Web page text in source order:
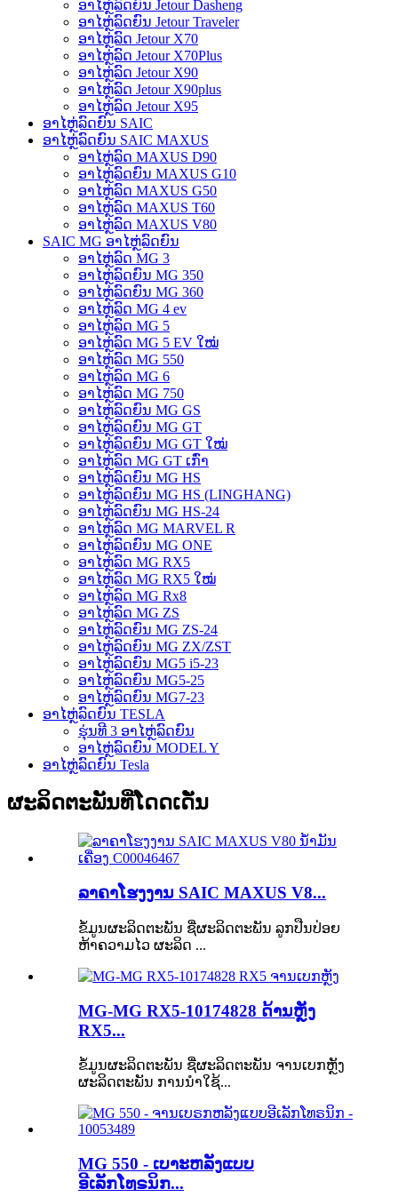
ອາໄຫຼ່ລົດຍົນ Jetour Dasheng
ອາໄຫຼ່ລົດຍົນ Jetour Traveler
ອາໄຫຼ່ລົດ Jetour X70
ອາໄຫຼ່ລົດ Jetour X70Plus
ອາໄຫຼ່ລົດ Jetour X90
ອາໄຫຼ່ລົດ Jetour X90plus
ອາໄຫຼ່ລົດ Jetour X95
ອາໄຫຼ່ລົດຍົນ SAIC
ອາໄຫຼ່ລົດຍົນ SAIC MAXUS
ອາໄຫຼ່ລົດ MAXUS D90
ອາໄຫຼ່ລົດຍົນ MAXUS G10
ອາໄຫຼ່ລົດ MAXUS G50
ອາໄຫຼ່ລົດ MAXUS T60
ອາໄຫຼ່ລົດ MAXUS V80
SAIC MG ອາໄຫຼ່ລົດຍົນ
ອາໄຫຼ່ລົດ MG 3
ອາໄຫຼ່ລົດຍົນ MG 350
ອາໄຫຼ່ລົດຍົນ MG 360
ອາໄຫຼ່ລົດ MG 4 ev
ອາໄຫຼ່ລົດ MG 5
ອາໄຫຼ່ລົດ MG 5 EV ໃໝ່
ອາໄຫຼ່ລົດ MG 550
ອາໄຫຼ່ລົດ MG 6
ອາໄຫຼ່ລົດ MG 750
ອາໄຫຼ່ລົດຍົນ MG GS
ອາໄຫຼ່ລົດຍົນ MG GT
ອາໄຫຼ່ລົດຍົນ MG GT ໃໝ່
ອາໄຫຼ່ລົດ MG GT ເກົ່າ
ອາໄຫຼ່ລົດຍົນ MG HS
ອາໄຫຼ່ລົດຍົນ MG HS (LINGHANG)
ອາໄຫຼ່ລົດຍົນ MG HS-24
ອາໄຫຼ່ລົດ MG MARVEL R
ອາໄຫຼ່ລົດຍົນ MG ONE
ອາໄຫຼ່ລົດ MG RX5
ອາໄຫຼ່ລົດ MG RX5 ໃໝ່
ອາໄຫຼ່ລົດ MG Rx8
ອາໄຫຼ່ລົດ MG ZS
ອາໄຫຼ່ລົດຍົນ MG ZS-24
ອາໄຫຼ່ລົດຍົນ MG ZX/ZST
ອາໄຫຼ່ລົດຍົນ MG5 i5-23
ອາໄຫຼ່ລົດຍົນ MG5-25
ອາໄຫຼ່ລົດຍົນ MG7-23
ອາໄຫຼ່ລົດຍົນ TESLA
ຮຸ່ນທີ 3 ອາໄຫຼ່ລົດຍົນ
ອາໄຫຼ່ລົດຍົນ MODEL Y
ອາໄຫຼ່ລົດຍົນ Tesla
ຜະລິດຕະພັນທີ່ໂດດເດັ່ນ
ລາຄາໂຮງງານ SAIC MAXUS V8...
ຂໍ້ມູນຜະລິດຕະພັນ ຊື່ຜະລິດຕະພັນ ລູກປືນປ່ອຍ
ຫ້າຄວາມໄວ ຜະລິດ ...
MG-MG RX5-10174828 ດ້ານຫຼັງ
RX5...
ຂໍ້ມູນຜະລິດຕະພັນ ຊື່ຜະລິດຕະພັນ ຈານເບກຫຼັງ
ຜະລິດຕະພັນ ການນຳໃຊ້...
MG 550 - ເບາະຫລັງແບບ
ອີເລັກໂທຣນິກ...